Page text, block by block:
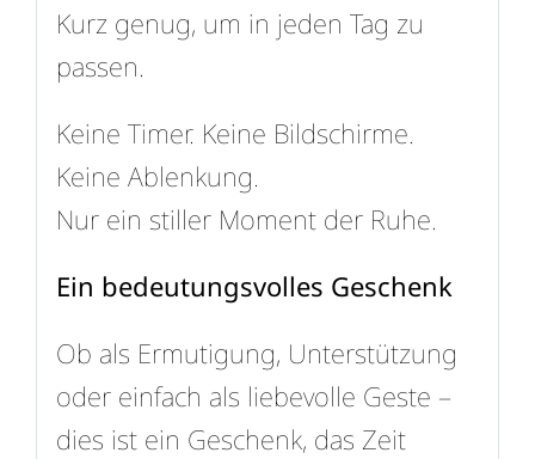
Kurz genug, um in jeden Tag zu
passen.
Keine Timer. Keine Bildschirme.
Keine Ablenkung.
Nur ein stiller Moment der Ruhe.
Ein bedeutungsvolles Geschenk
Ob als Ermutigung, Unterstützung
oder einfach als liebevolle Geste –
dies ist ein Geschenk, das Zeit